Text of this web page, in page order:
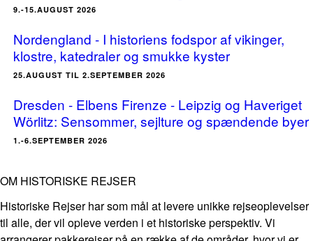
9.-15.AUGUST 2026
Nordengland - I historiens fodspor af vikinger,
klostre, katedraler og smukke kyster
25.AUGUST TIL 2.SEPTEMBER 2026
Dresden - Elbens Firenze - Leipzig og Haveriget
Wörlitz: Sensommer, sejlture og spændende byer
1.-6.SEPTEMBER 2026
OM HISTORISKE REJSER
Historiske Rejser har som mål at levere unikke rejseoplevelser
til alle, der vil opleve verden i et historiske perspektiv. Vi